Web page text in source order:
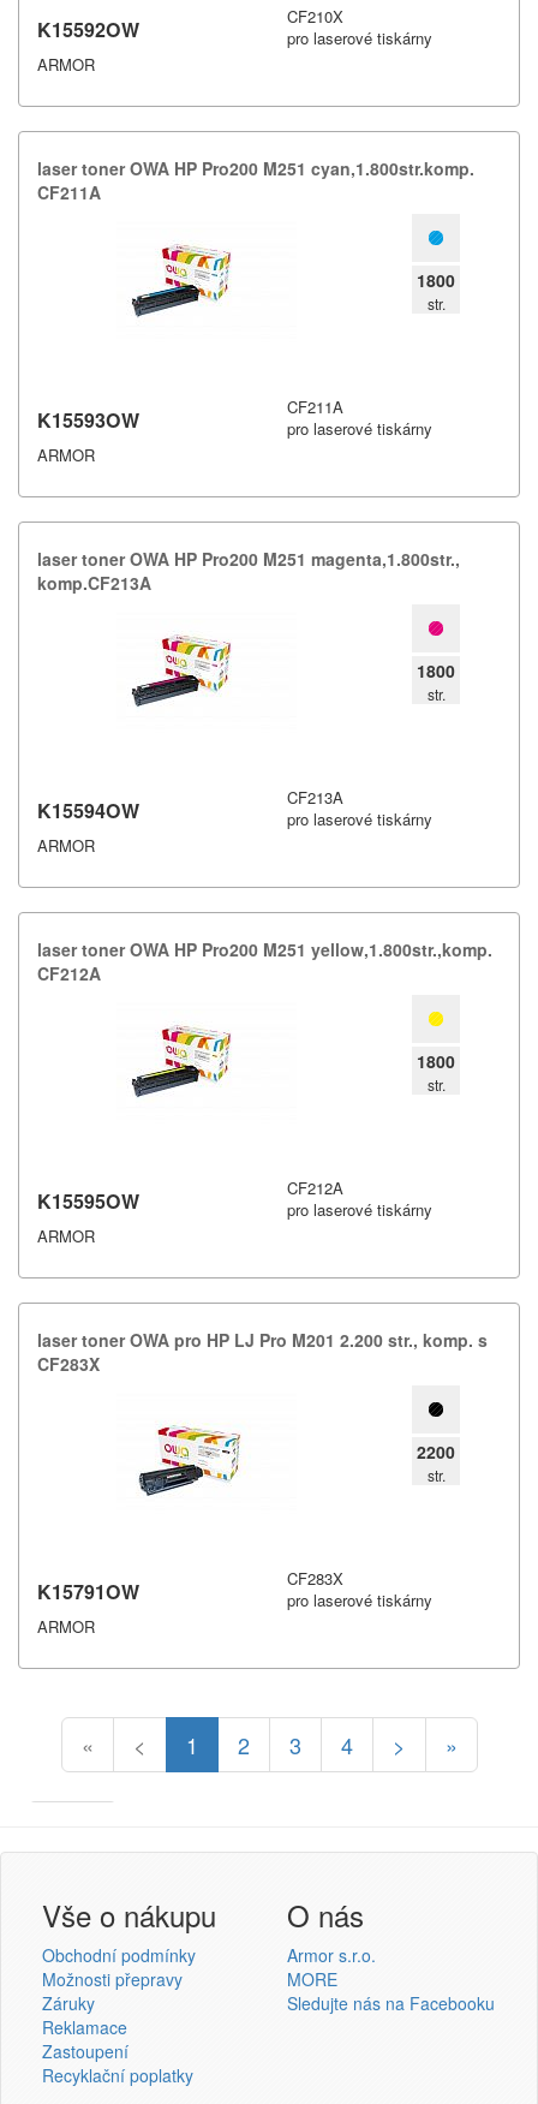
K15592OW
ARMOR
CF210X
pro laserové tiskárny
laser toner OWA HP Pro200 M251 cyan,​1.​800str.​komp.​
CF211A
1800
str.
K15593OW
ARMOR
CF211A
pro laserové tiskárny
laser toner OWA HP Pro200 M251 magenta,​1.​800str.​,​
komp.​CF213A
1800
str.
K15594OW
ARMOR
CF213A
pro laserové tiskárny
laser toner OWA HP Pro200 M251 yellow,​1.​800str.​,​komp.​
CF212A
1800
str.
K15595OW
ARMOR
CF212A
pro laserové tiskárny
laser toner OWA pro HP LJ Pro M201 2.​200 str.​,​ komp.​ s
CF283X
2200
str.
K15791OW
ARMOR
CF283X
pro laserové tiskárny
« < 1 2 3 4 > »
Přihlášení uživatele
Přihlásit se
Nová registrace
Vše o nákupu
Obchodní podmínky
Možnosti přepravy
Záruky
Reklamace
Zastoupení
Recyklační poplatky
O nás
Armor s.r.o.
MORE
Sledujte nás na Facebooku